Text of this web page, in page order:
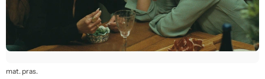
mat. pras.